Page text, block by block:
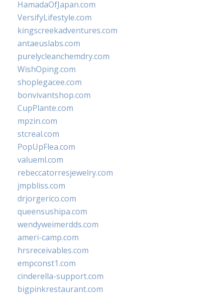
HamadaOfJapan.com
VersifyLifestyle.com
kingscreekadventures.com
antaeuslabs.com
purelycleanchemdry.com
WishOping.com
shoplegacee.com
bonvivantshop.com
CupPlante.com
mpzin.com
stcreal.com
PopUpFlea.com
valueml.com
rebeccatorresjewelry.com
jmpbliss.com
drjorgerico.com
queensushipa.com
wendyweimerdds.com
ameri-camp.com
hrsreceivables.com
empconst1.com
cinderella-support.com
bigpinkrestaurant.com